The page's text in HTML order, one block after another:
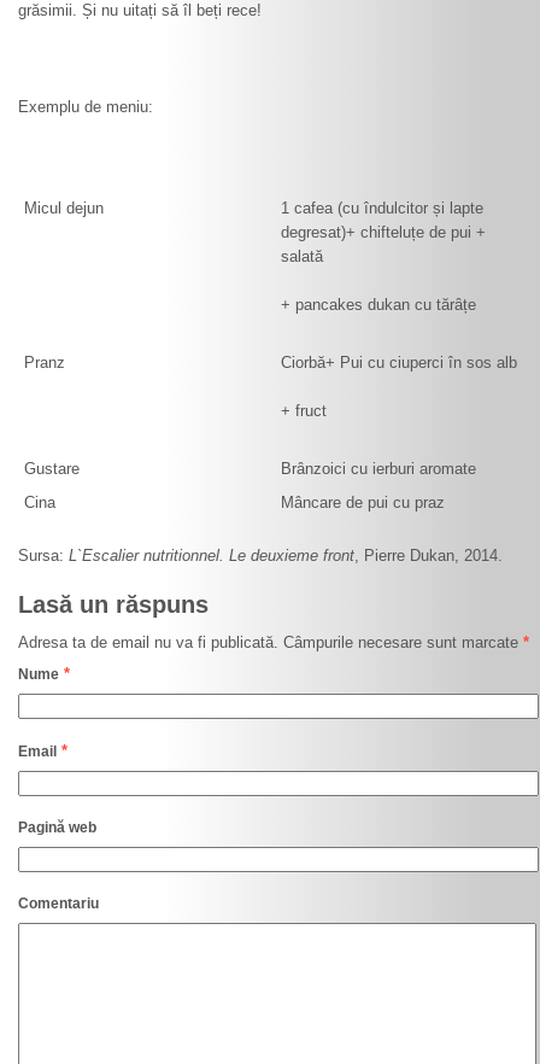
grăsimii. Și nu uitați să îl beți rece!
Exemplu de meniu:
Micul dejun
1 cafea (cu îndulcitor și lapte
degresat)+ chifteluțe de pui +
salată
+ pancakes dukan cu tărâțe
Pranz Ciorbă+ Pui cu ciuperci în sos alb
+ fruct
Gustare
Brânzoici cu ierburi aromate
Cina
Mâncare de pui cu praz
Sursa: L`Escalier nutritionnel. Le deuxieme front, Pierre Dukan, 2014.
Lasă un răspuns
Adresa ta de email nu va fi publicată. Câmpurile necesare sunt marcate *
Nume *
Email *
Pagină web
Comentariu